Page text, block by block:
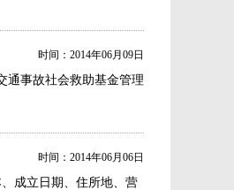
时间：2014年06月09日
通事故社会救助基金管理
时间：2014年06月06日
成立日期、住所地、营